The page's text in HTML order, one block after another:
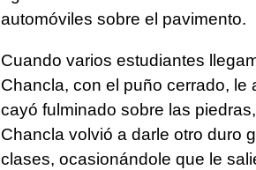
automóviles sobre el pavimento.
Cuando varios estudiantes
Chancla, con el puño cerrado, le
cayó fulminado sobre las
Chancla volvió a darle otro duro
clases, ocasionándole que le